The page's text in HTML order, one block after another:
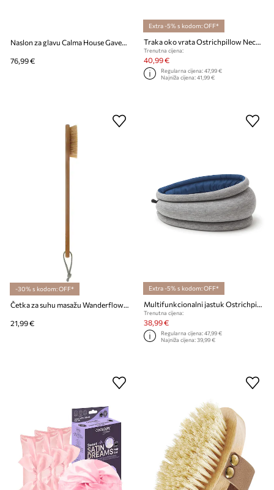
Naslon za glavu Calma House Gavema
76,99 €
Extra -5% s kodom: OFF*
Trenutna cijena:
40,99 €
Regularna cijena:47,99 €
Najniža cijena:41,99 €
-30% s kodom: OFF*
Četka za suhu masažu Wanderflower
21,99 €
Extra -5% s kodom: OFF*
Trenutna cijena:
38,99 €
Regularna cijena:47,99 €
Najniža cijena:39,99 €